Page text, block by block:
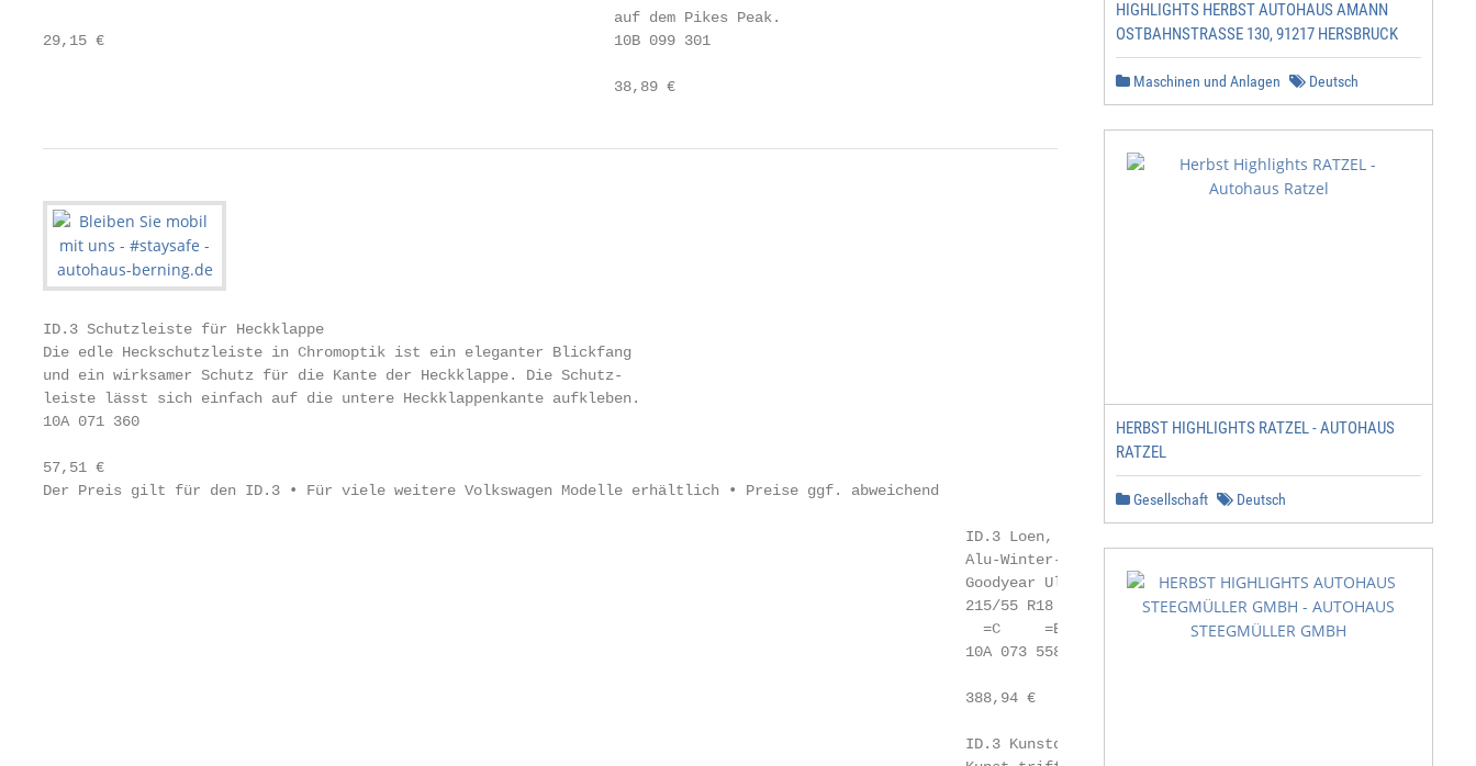
                                                                 auf dem Pikes Peak.
29,15 €                                                          10B 099 301
                                                                 38,89 €
ID.3 Schutzleiste für Heckklappe
Die edle Heckschutzleiste in Chromoptik ist ein eleganter Blickfang
und ein wirksamer Schutz für die Kante der Heckklappe. Die Schutz-
leiste lässt sich einfach auf die untere Heckklappenkante aufkleben.
10A 071 360
57,51 €
Der Preis gilt für den ID.3 • Für viele weitere Volkswagen Modelle erhältlich • Preise ggf. abweichend
                                                                                                         ID.3 Loen, Brillantsilber
                                                                                                         Alu-Winter-Komplettrad, 7,5J × 18, ET50, LK112/5
                                                                                                         Goodyear Ultra Grip Performance Gen 1 (+) SealTech
                                                                                                         215/55 R18 95T AirStop
                                                                                                           =C     =B      = 69/1 dB
                                                                                                         10A 073 558 8Z8 • 10A 073 658 8Z8
                                                                                                         388,94 €
                                                                                                         ID.3 Kunstdruck
HIGHLIGHTS HERBST AUTOHAUS AMANN
OSTBAHNSTRASSE 130, 91217 HERSBRUCK
Maschinen und Anlagen Deutsch
HERBST HIGHLIGHTS RATZEL - AUTOHAUS
RATZEL
Gesellschaft Deutsch